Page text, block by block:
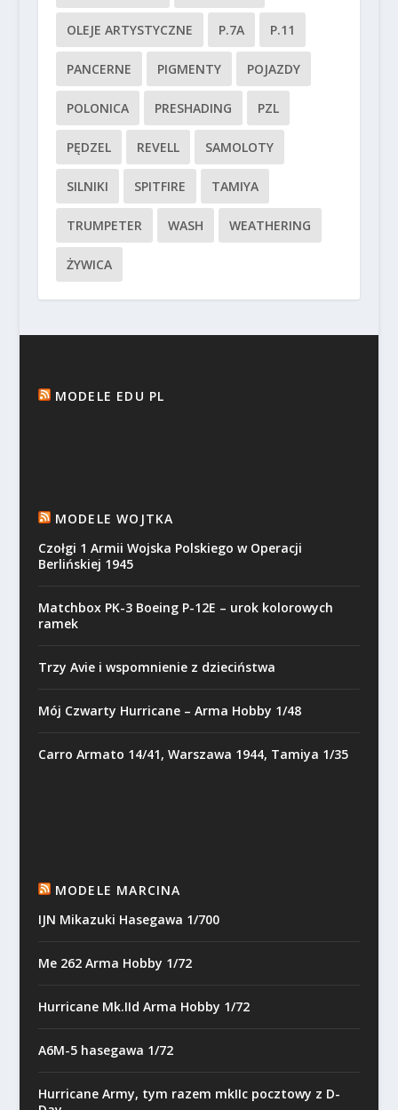
OLEJE ARTYSTYCZNE P.7A P.11
PANCERNE PIGMENTY POJAZDY
POLONICA PRESHADING PZL
PĘDZEL REVELL SAMOLOTY
SILNIKI SPITFIRE TAMIYA
TRUMPETER WASH WEATHERING
ŻYWICA
MODELE EDU PL
MODELE WOJTKA
Czołgi 1 Armii Wojska Polskiego w Operacji
Berlińskiej 1945
Matchbox PK-3 Boeing P-12E – urok kolorowych
ramek
Trzy Avie i wspomnienie z dzieciństwa
Mój Czwarty Hurricane – Arma Hobby 1/48
Carro Armato 14/41, Warszawa 1944, Tamiya 1/35
MODELE MARCINA
IJN Mikazuki Hasegawa 1/700
Me 262 Arma Hobby 1/72
Hurricane Mk.IId Arma Hobby 1/72
A6M-5 hasegawa 1/72
Hurricane Army, tym razem mkIIc pocztowy z D-